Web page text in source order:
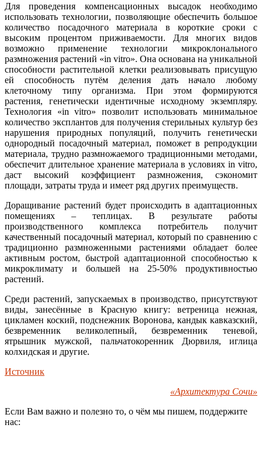
Для проведения компенсационных высадок необходимо
использовать технологии, позволяющие обеспечить большое
количество посадочного материала в короткие сроки с
высоким процентом приживаемости. Для многих видов
возможно применение технологии микроклонального
размножения растений «in vitro». Она основана на уникальной
способности растительной клетки реализовывать присущую
ей способность путём деления дать начало любому
клеточному типу организма. При этом формируются
растения, генетически идентичные исходному экземпляру.
Технология «in vitro» позволит использовать минимальное
количество эксплантов для получения стерильных культур без
нарушения природных популяций, получить генетически
однородный посадочный материал, поможет в репродукции
материала, трудно размножаемого традиционными методами,
обеспечит длительное хранение материала в условиях in vitro,
даст высокий коэффициент размножения, сэкономит
площади, затраты труда и имеет ряд других преимуществ.
Доращивание растений будет происходить в адаптационных
помещениях – теплицах. В результате работы
производственного комплекса потребитель получит
качественный посадочный материал, который по сравнению с
традиционно размноженными растениями обладает более
активным ростом, быстрой адаптационной способностью к
микроклимату и большей на 25-50% продуктивностью
растений.
Среди растений, запускаемых в производство, присутствуют
виды, занесённые в Красную книгу: ветреница нежная,
цикламен коский, подснежник Воронова, кандык кавказский,
безвременник великолепный, безвременник теневой,
ятрышник мужской, пальчатокоренник Дюрвиля, иглица
колхидская и другие.
Источник
«Архитектура Сочи»
Если Вам важно и полезно то, о чём мы пишем, поддержите
нас: